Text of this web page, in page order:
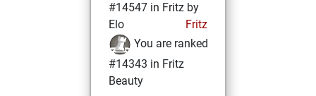
#14547 in Fritz by
Elo
Fritz
You are ranked
#14343 in Fritz
Beauty